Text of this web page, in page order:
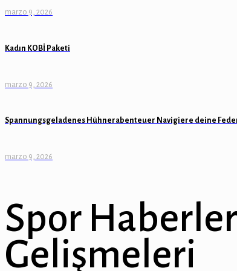
marzo 9, 2026
Kadın KOBİ Paketi
marzo 9, 2026
Spannungsgeladenes Hühnerabenteuer Navigiere deine
marzo 9, 2026
Spor
Gelişmeleri